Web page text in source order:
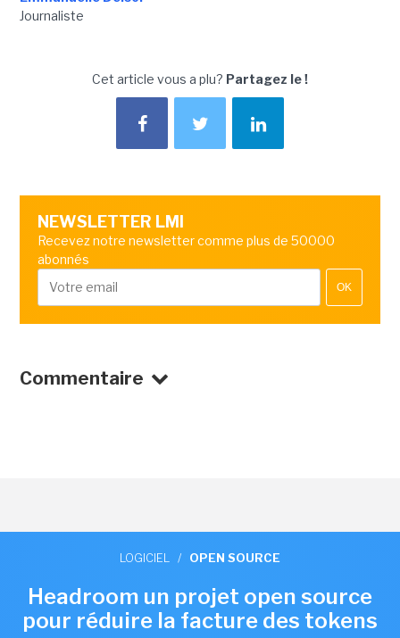
Journaliste
Cet article vous a plu? Partagez le !
NEWSLETTER LMI
Recevez notre newsletter comme plus de 50000
abonnés
OK
Commentaire
LOGICIEL / OPEN SOURCE
Headroom un projet open source
pour réduire la facture des tokens